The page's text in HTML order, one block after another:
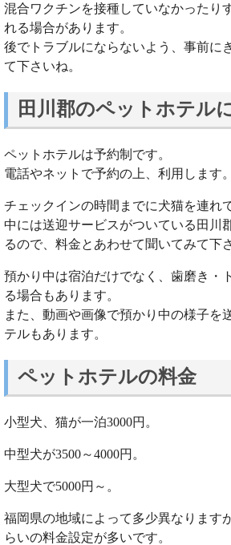
混合ワクチンを接種していなかったり
れる場合があります。
後でトラブルにならないよう、事前に
て下さいね。
田川郡のペットホテル
ペットホテルは予約制です。
電話やネットで予約の上、利用します。
チェックインの時間までに犬猫を連れ
中には送迎サービスがついている田川
るので、料金とあわせて聞いてみて下
預かり中は宿泊だけでなく、歯磨き・
る場合もあります。
また、動画や画像で預かり中の様子を
テルもあります。
ペットホテルの料金
小型犬、猫が一泊3000円。
中型犬が3500～4000円。
大型犬で5000円～。
福岡県の地域によって多少異なります
らいの料金設定が多いです。